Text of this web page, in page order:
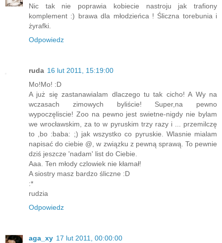
Nic tak nie poprawia kobiecie nastroju jak trafiony
komplement :) brawa dla młodzieńca ! Śliczna torebunia i
żyrafki.
Odpowiedz
ruda 16 lut 2011, 15:19:00
Mo!Mo! :D
A już się zastanawialam dlaczego tu tak cicho! A Wy na
wczasach zimowych byliście! Super,na pewno
wypoczęliscie! Zoo na pewno jest swietne-nigdy nie bylam
we wrocławskim, za to w pyruskim trzy razy i ... przemilczę
to ,bo :baba: ;) jak wszystko co pyruskie. Wlasnie mialam
napisać do ciebie @, w związku z pewną sprawą. To pewnie
dziś jeszcze 'nadam' list do Ciebie.
Aaa. Ten młody czlowiek nie kłamał!
A siostry masz bardzo śliczne :D
:*
rudzia
Odpowiedz
aga_xy 17 lut 2011, 00:00:00